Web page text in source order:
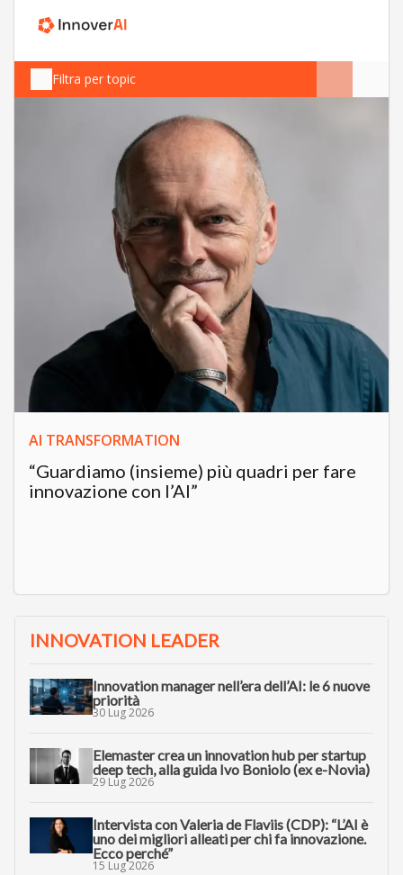
Filtra per topic
AI TRANSFORMATION
“Guardiamo (insieme) più quadri per fare
innovazione con l’AI”
INNOVATION LEADER
Innovation manager nell’era dell’AI: le 6 nuove
priorità
30 Lug 2026
Elemaster crea un innovation hub per startup
deep tech, alla guida Ivo Boniolo (ex e-Novia)
29 Lug 2026
Intervista con Valeria de Flaviis (CDP): “L’AI è
uno dei migliori alleati per chi fa innovazione.
Ecco perché”
15 Lug 2026